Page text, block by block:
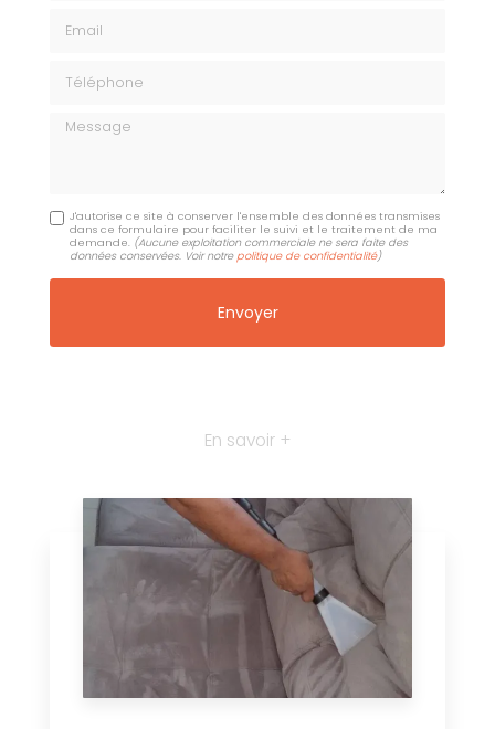
Message
J'autorise ce site à conserver l'ensemble des données transmises
dans ce formulaire pour faciliter le suivi et le traitement de ma
demande. (Aucune exploitation commerciale ne sera faite des
données conservées. Voir notre politique de confidentialité)
En savoir +